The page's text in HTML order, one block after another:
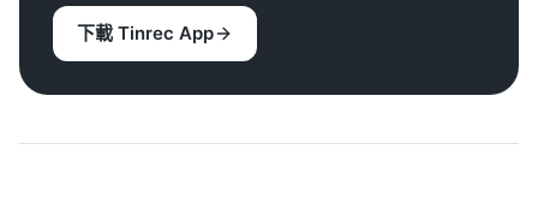
下載 Tinrec App